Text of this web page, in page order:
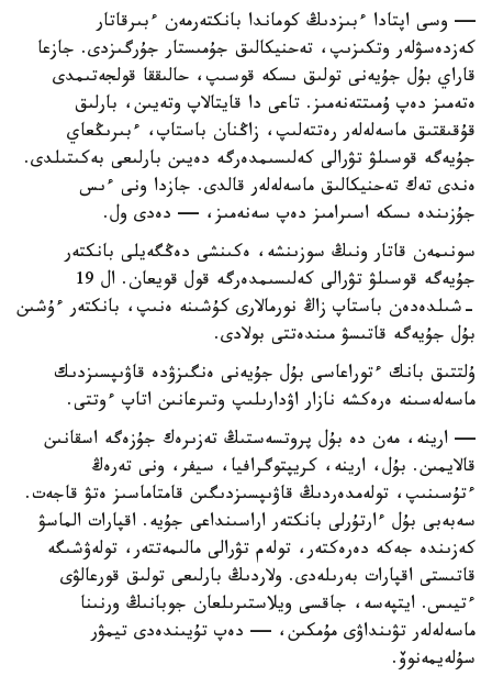
— وسى اپتادا ءبىزدىڭ كوماندا بانكتەرمەن ءبىرقاتار
كەزدەسۋلەر وتكىزىپ، تەحنيكالىق جۇمىستار جۇرگىزدى. جازعا
قاراي بۇل جۇيەنى تولىق ىسكە قوسىپ، حالىققا قولجەتىمدى
ەتەمىز دەپ ۇمىتتەنەمىز. تاعى دا قايتالاپ وتەيىن، بارلىق
قۇقىقتىق ماسەلەلەر رەتتەلىپ، زاڭنان باستاپ، ءبىرىڭعاي
جۇيەگە قوسىلۋ تۋرالى كەلىسىمدەرگە دەيىن بارلىعى بەكىتىلدى.
ەندى تەك تەحنيكالىق ماسەلەلەر قالدى. جازدا ونى ءىس
جۇزىندە ىسكە اسىرامىز دەپ سەنەمىز، — دەدى ول.
سونىمەن قاتار ونىڭ سوزىنشە، ەكىنشى دەڭگەيلى بانكتەر
جۇيەگە قوسىلۋ تۋرالى كەلىسىمدەرگە قول قويعان. ال 19
-شىلدەدەن باستاپ زاڭ نورمالارى كۇشىنە ەنىپ، بانكتەر ءۇشىن
بۇل جۇيەگە قاتىسۋ مىندەتتى بولادى.
ۇلتتىق بانك ءتوراعاسى بۇل جۇيەنى ەنگىزۋدە قاۋىپسىزدىك
ماسەلەسىنە ەرەكشە نازار اۋدارىلىپ وتىرعانىن اتاپ ءوتتى.
— ارينە، مەن دە بۇل پروتسەستىڭ تەزىرەك جۇزەگە اسقانىن
قالايمىن. بۇل، ارينە، كريپتوگرافيا، سيفر، ونى تەرەڭ
ءتۇسىنىپ، تولەمدەردىڭ قاۋىپسىزدىگىن قامتاماسىز ەتۋ قاجەت.
سەبەبى بۇل ءارتۇرلى بانكتەر اراسىنداعى جۇيە. اقپارات الماسۋ
كەزىندە جەكە دەرەكتەر، تولەم تۋرالى مالىمەتتەر، تولەۋشىگە
قاتىستى اقپارات بەرىلەدى. ولاردىڭ بارلىعى تولىق قورعالۋى
ءتيىس. ايتپەسە، جاقسى ويلاستىرىلعان جوبانىڭ ورنىنا
ماسەلەلەر تۋىنداۋى مۇمكىن، — دەپ تۇيىندەدى تيمۋر
سۇلەيمەنوۆ.